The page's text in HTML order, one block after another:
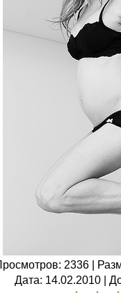
: 2336 |
Дата: 14.02.2010 |